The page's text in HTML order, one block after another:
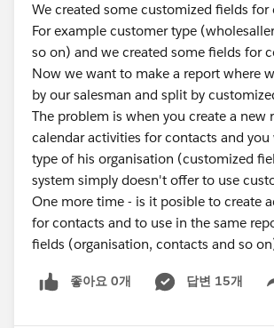
We created some customized fields for
For example customer type
so on) and we created some fields for
Now we want to make a report where
by our salesman and split by
The problem is when you create a new
calendar activities for contacts and you
type of his organisation (customized
system simply doesn't offer to use
One more time - is it posible to create
for contacts and to use in the same
fields (organisation, contacts and so
좋아요 0개 답변 15개